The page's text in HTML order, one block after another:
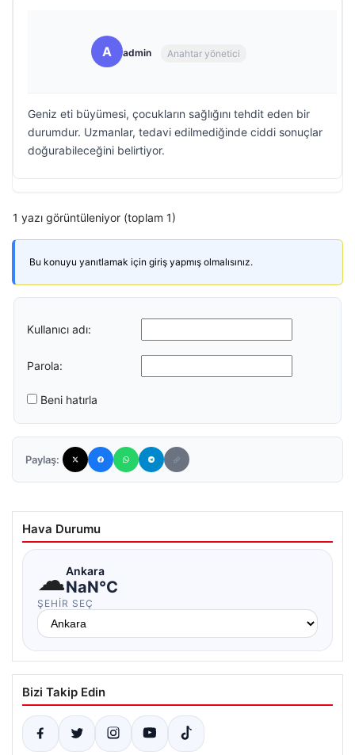
A admin Anahtar yönetici
Geniz eti büyümesi, çocukların sağlığını tehdit eden bir
durumdur. Uzmanlar, tedavi edilmediğinde ciddi sonuçlar
doğurabileceğini belirtiyor.
1 yazı görüntüleniyor (toplam 1)
Bu konuyu yanıtlamak için giriş yapmış olmalısınız.
Kullanıcı adı:
Parola:
Beni hatırla
Paylaş:
Hava Durumu
☁Ankara
NaN°C
ŞEHIR SEÇ
Bizi Takip Edin